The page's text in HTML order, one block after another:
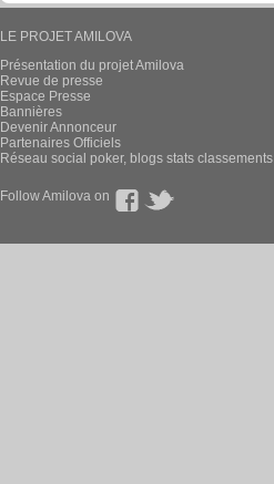
LE PROJET AMILOVA
Présentation du projet Amilova
Revue de presse
Espace Presse
Bannières
Devenir Annonceur
Partenaires Officiels
Réseau social poker, blogs stats classements
Follow Amilova on